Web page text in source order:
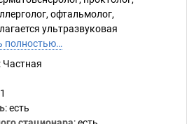
офтальмолог,
ультразвуковая
полностью…
: Частная
: есть